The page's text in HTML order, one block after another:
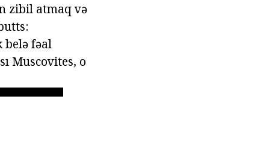
zibil atmaq və
belə fəal
Muscovites, o